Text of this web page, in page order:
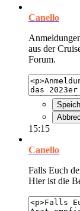
Canello
aus der
Forum.
15:15
Canello
Falls Euch
Hier ist die